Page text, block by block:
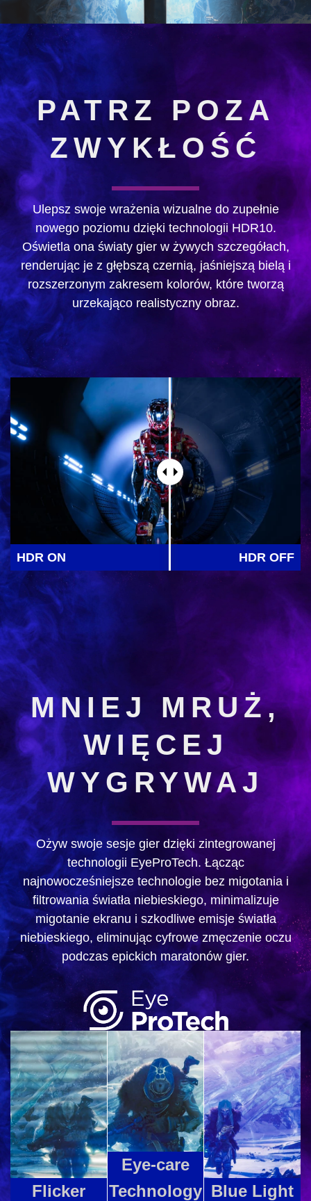
HDR ON HDR OFF
PATRZ POZA
ZWYKŁOŚĆ
Ulepsz swoje wrażenia wizualne do zupełnie
nowego poziomu dzięki technologii HDR10.
Oświetla ona światy gier w żywych szczegółach,
renderując je z głębszą czernią, jaśniejszą bielą i
rozszerzonym zakresem kolorów, które tworzą
urzekająco realistyczny obraz.
MNIEJ MRUŻ,
WIĘCEJ
WYGRYWAJ
Ożyw swoje sesje gier dzięki zintegrowanej
technologii EyeProTech. Łącząc
najnowocześniejsze technologie bez migotania i
filtrowania światła niebieskiego, minimalizuje
migotanie ekranu i szkodliwe emisje światła
niebieskiego, eliminując cyfrowe zmęczenie oczu
podczas epickich maratonów gier.
Flicker
Eye-care
Technology Blue Light